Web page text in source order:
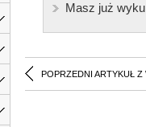
Masz już
POPRZEDNI ARTYKUŁ Z